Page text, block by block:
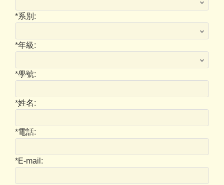
*系別:
*年級:
*學號:
*姓名:
*電話:
*E-mail: